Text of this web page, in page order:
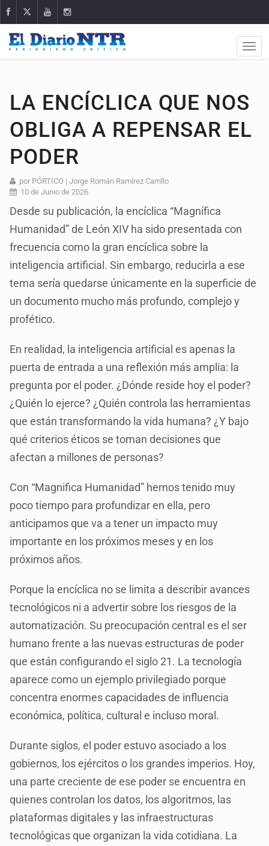
LA ENCÍCLICA QUE NOS
OBLIGA A REPENSAR EL
PODER
por PÓRTICO | Jorge Román Ramírez Carrillo
10 de Junio de 2026
Desde su publicación, la encíclica “Magnífica
Humanidad” de León XIV ha sido presentada con
frecuencia como la gran encíclica sobre la
inteligencia artificial. Sin embargo, reducirla a ese
tema sería quedarse únicamente en la superficie de
un documento mucho más profundo, complejo y
profético.
En realidad, la inteligencia artificial es apenas la
puerta de entrada a una reflexión más amplia: la
pregunta por el poder. ¿Dónde reside hoy el poder?
¿Quién lo ejerce? ¿Quién controla las herramientas
que están transformando la vida humana? ¿Y bajo
qué criterios éticos se toman decisiones que
afectan a millones de personas?
Con “Magnifica Humanidad” hemos tenido muy
poco tiempo para profundizar en ella, pero
anticipamos que va a tener un impacto muy
importante en los próximos meses y en los
próximos años.
Porque la encíclica no se limita a describir avances
tecnológicos ni a advertir sobre los riesgos de la
automatización. Su preocupación central es el ser
humano frente a las nuevas estructuras de poder
que están configurando el siglo 21. La tecnología
aparece como un ejemplo privilegiado porque
concentra enormes capacidades de influencia
económica, política, cultural e incluso moral.
Durante siglos, el poder estuvo asociado a los
gobiernos, los ejércitos o los grandes imperios. Hoy,
una parte creciente de ese poder se encuentra en
quienes controlan los datos, los algoritmos, las
plataformas digitales y las infraestructuras
tecnológicas que organizan la vida cotidiana. La